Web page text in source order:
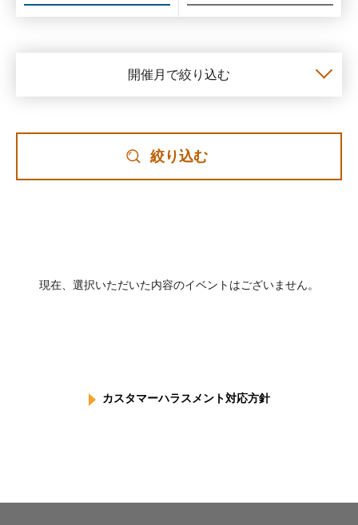
開催月で絞り込む
絞り込む
現在、選択いただいた内容のイベントはございません。
カスタマーハラスメント対応方針